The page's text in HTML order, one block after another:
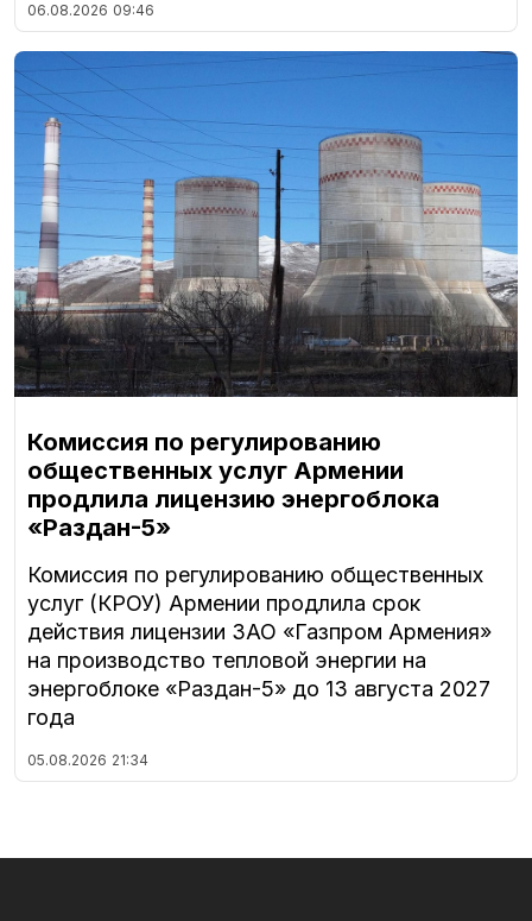
06.08.2026 09:46
Комиссия по регулированию
общественных услуг Армении
продлила лицензию энергоблока
«Раздан-5»
Комиссия по регулированию общественных
услуг (КРОУ) Армении продлила срок
действия лицензии ЗАО «Газпром Армения»
на производство тепловой энергии на
энергоблоке «Раздан-5» до 13 августа 2027
года
05.08.2026 21:34